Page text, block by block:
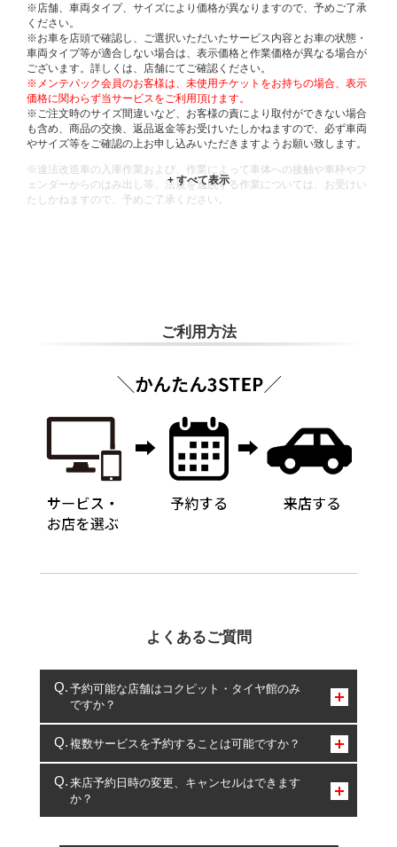
※店舗、車両タイプ、サイズにより価格が異なりますので、予めご了承
ください。
※お車を店頭で確認し、ご選択いただいたサービス内容とお車の状態・
車両タイプ等が適合しない場合は、表示価格と作業価格が異なる場合が
ございます。詳しくは、店舗にてご確認ください。
※メンテパック会員のお客様は、未使用チケットをお持ちの場合、表示
価格に関わらず当サービスをご利用頂けます。
※ご注文時のサイズ間違いなど、お客様の責により取付ができない場合
も含め、商品の交換、返品返金等お受けいたしかねますので、必ず車両
やサイズ等をご確認の上お申し込みいただきますようお願い致します。
※違法改造車の入庫作業および、作業によって車体への接触や車枠やフ
ェンダーからのはみ出し等、法規を逸脱する作業については、お受けい
たしかねますので、予めご了承ください。
ご利用方法
よくあるご質問
予約可能な店舗はコクピット・タイヤ館のみ
ですか？
コクピット・タイヤ館のみとなります。
複数サービスを予約することは可能ですか？
複数サービスのご予約は可能です。
一部の商品・サービスの組み合わせに限り、同時にご予約が
出来ないものもございます。
来店予約日時の変更、キャンセルはできます
か？